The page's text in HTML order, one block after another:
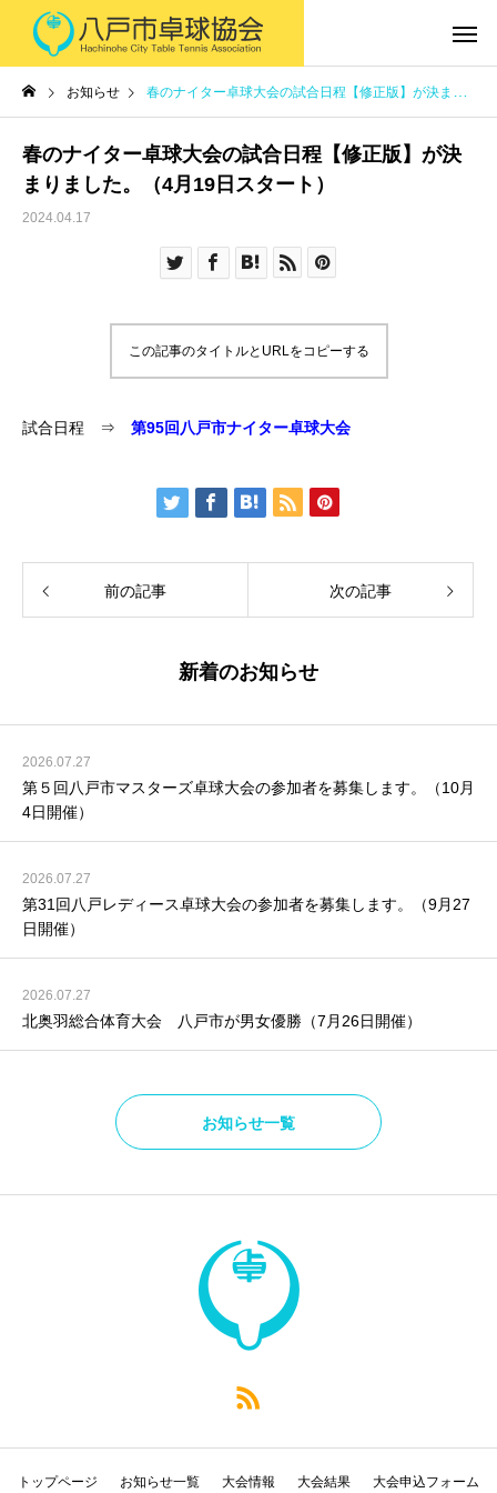
お知らせ 春のナイター卓球大会の試合日程【修正版】が決まりました。（4月19日スタート）
春のナイター卓球大会の試合日程【修正版】が決
まりました。（4月19日スタート）
2024.04.17
この記事のタイトルとURLをコピーする
試合日程 ⇒ 第95回八戸市ナイター卓球大会
前の記事 次の記事
新着のお知らせ
2026.07.27
第５回八戸市マスターズ卓球大会の参加者を募集します。（10月
4日開催）
2026.07.27
第31回八戸レディース卓球大会の参加者を募集します。（9月27
日開催）
2026.07.27
北奥羽総合体育大会 八戸市が男女優勝（7月26日開催）
お知らせ一覧
トップページ お知らせ一覧 大会情報 大会結果 大会申込フォーム